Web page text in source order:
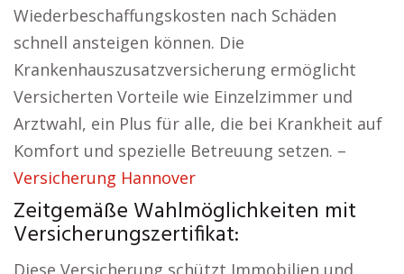
Wiederbeschaffungskosten nach Schäden
schnell ansteigen können. Die
Krankenhauszusatzversicherung ermöglicht
Versicherten Vorteile wie Einzelzimmer und
Arztwahl, ein Plus für alle, die bei Krankheit auf
Komfort und spezielle Betreuung setzen. –
Versicherung Hannover
Zeitgemäße Wahlmöglichkeiten mit
Versicherungszertifikat:
Diese Versicherung schützt Immobilien und